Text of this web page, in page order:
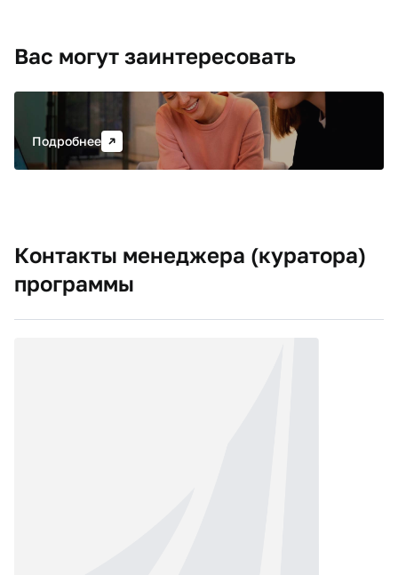
Вас могут заинтересовать
Испанский язык, уровень А2
Подробнее
Контакты менеджера (куратора)
программы